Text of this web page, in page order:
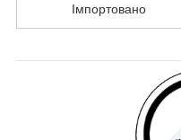
Імпортовано